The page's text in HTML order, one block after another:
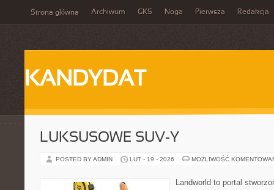
Strona główna Archiwum GKS Noga Pierwsza Redakcja
KANDYDAT
LUKSUSOWE SUV-Y
POSTED BY ADMIN LUT - 19 - 2026 MOŻLIWOŚĆ
Landworld to portal